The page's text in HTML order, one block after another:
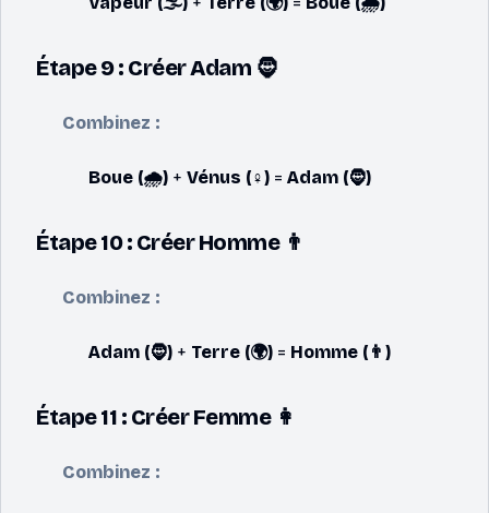
Étape 9 : Créer Adam 🧔
Combinez :
Boue (🌧️) + Vénus (♀️) = Adam (🧔)
Étape 10 : Créer Homme 👨
Combinez :
Adam (🧔) + Terre (🌍) = Homme (👨)
Étape 11 : Créer Femme 👩
Combinez :